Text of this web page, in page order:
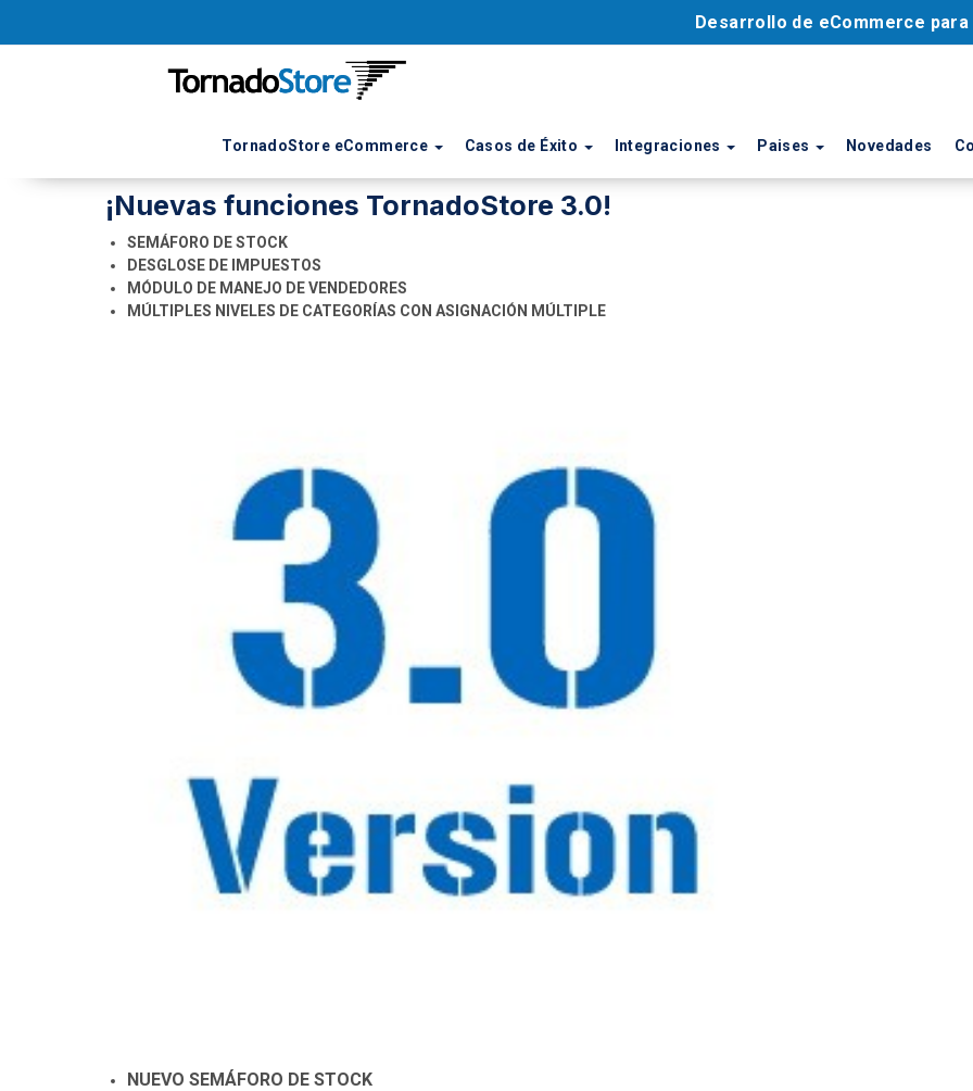
Desarrollo de eCommerce para
TornadoStore eCommerce Casos de Éxito Integraciones Paises Novedades
¡Nuevas funciones TornadoStore 3.0!
SEMÁFORO DE STOCK
DESGLOSE DE IMPUESTOS
MÓDULO DE MANEJO DE VENDEDORES
MÚLTIPLES NIVELES DE CATEGORÍAS CON ASIGNACIÓN MÚLTIPLE
NUEVO SEMÁFORO DE STOCK